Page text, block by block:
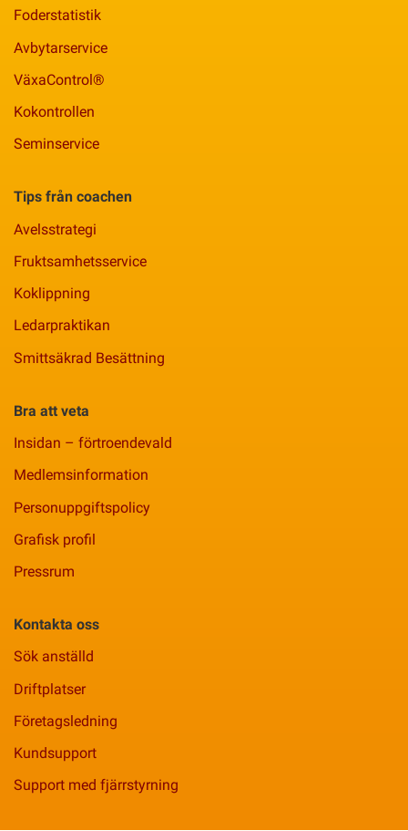
Foderstatistik
Avbytarservice
VäxaControl®
Kokontrollen
Seminservice
Tips från coachen
Avelsstrategi
Fruktsamhetsservice
Koklippning
Ledarpraktikan
Smittsäkrad Besättning
Bra att veta
Insidan – förtroendevald
Medlemsinformation
Personuppgiftspolicy
Grafisk profil
Pressrum
Kontakta oss
Sök anställd
Driftplatser
Företagsledning
Kundsupport
Support med fjärrstyrning